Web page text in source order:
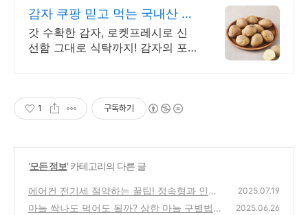
감자 쿠팡 믿고 먹는 국내산 햇
감자
갓 수확한 감자, 로켓프레시로 신
선함 그대로 식탁까지! 감자의 포
1 구독하기
'모든 정보' 카테고리의 다른 글
에어컨 전기세 절약하는 꿀팁! 정속형과 인버
터형 구별법
(0)
2025.07.19
마늘 싹나도 먹어도 될까? 상한 마늘 구별법과
2025.06.26